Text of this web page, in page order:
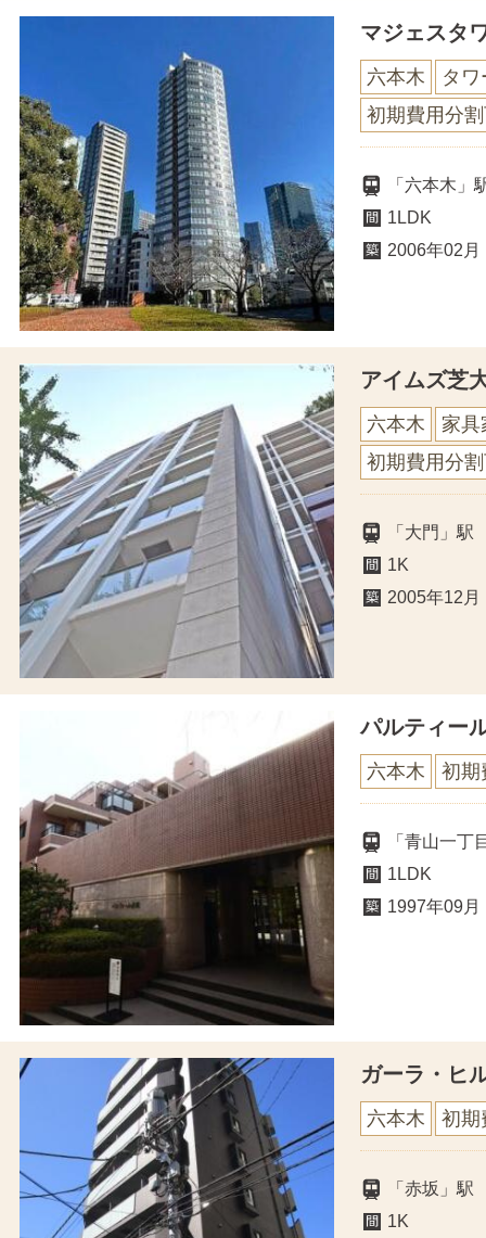
マジェスタ
六本木
タ
初期費用分
「六本木
1LDK
2006年02月
アイムズ芝
六本木
家具
初期費用分
「大門」
1K
2005年12月
パルティー
六本木 初期
「青山一
1LDK
1997年09月
ガーラ・ヒ
六本木 初期
「赤坂」
1K